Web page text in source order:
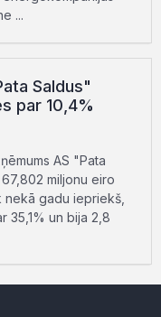
...
Saldus"
par 10,4%
AS "Pata
miljonu eiro
gadu iepriekš,
35,1% un bija 2,8